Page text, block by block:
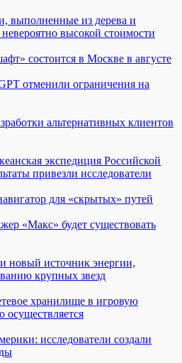
выполненные из дерева и
высокой стоимости
состоится в Москве в августе
отменили ограничения на
альтернативных клиентов
экспедиция Российской
привезли исследователи
для «скрытых» путей
«Макс» будет существовать
новый источник энергии,
крупных звезд
хранилище в игровую
осуществляется
исследователи создали